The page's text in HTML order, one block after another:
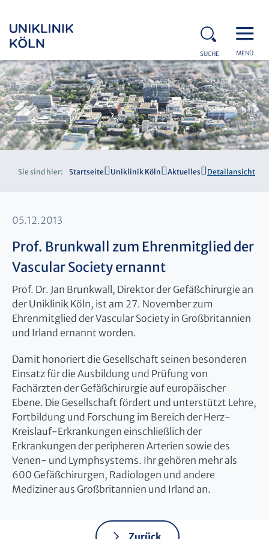
SUCHE MENÜ
Sie sind hier: Startseite Uniklinik Köln Aktuelles Detailansicht
05.12.2013
Prof. Brunkwall zum Ehrenmitglied der
Vascular Society ernannt
Prof. Dr. Jan Brunkwall, Direktor der Gefäßchirurgie an
der Uniklinik Köln, ist am 27. November zum
Ehrenmitglied der Vascular Society in Großbritannien
und Irland ernannt worden.
Damit honoriert die Gesellschaft seinen besonderen
Einsatz für die Ausbildung und Prüfung von
Fachärzten der Gefäßchirurgie auf europäischer
Ebene. Die Gesellschaft fördert und unterstützt Lehre,
Fortbildung und Forschung im Bereich der Herz-
Kreislauf-Erkrankungen einschließlich der
Erkrankungen der peripheren Arterien sowie des
Venen- und Lymphsystems. Ihr gehören mehr als
600 Gefäßchirurgen, Radiologen und andere
Mediziner aus Großbritannien und Irland an.